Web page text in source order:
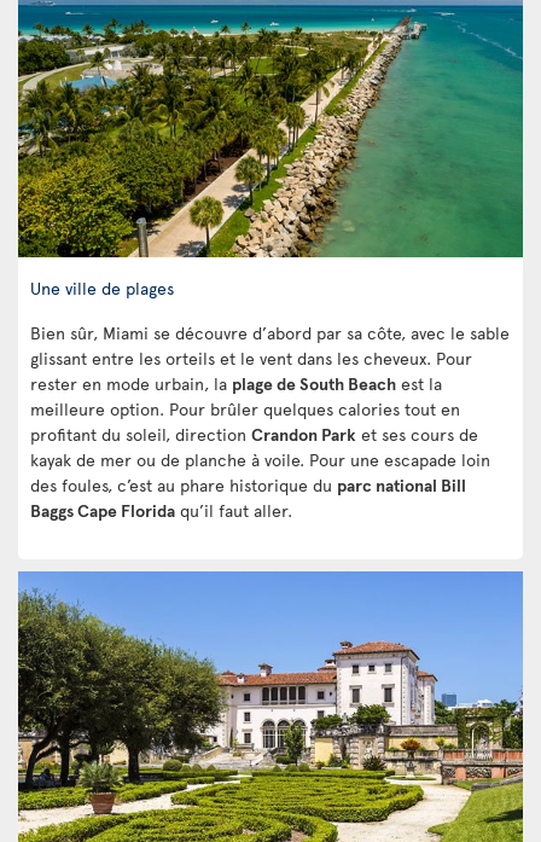
Une ville de plages
Bien sûr, Miami se découvre d’abord par sa côte, avec le sable
glissant entre les orteils et le vent dans les cheveux. Pour
rester en mode urbain, la plage de South Beach est la
meilleure option. Pour brûler quelques calories tout en
profitant du soleil, direction Crandon Park et ses cours de
kayak de mer ou de planche à voile. Pour une escapade loin
des foules, c’est au phare historique du parc national Bill
Baggs Cape Florida qu’il faut aller.